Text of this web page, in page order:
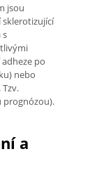
jsou
sklerotizující
s
po
nebo
prognózou).
a